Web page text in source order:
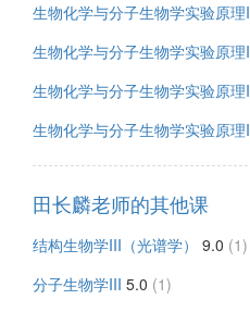
生物化学与分子生物学实验原理I
生物化学与分子生物学实验原理I
生物化学与分子生物学实验原理I
生物化学与分子生物学实验原理I
田长麟老师的其他课
结构生物学III（光谱学） 9.0 (1)
分子生物学III 5.0 (1)